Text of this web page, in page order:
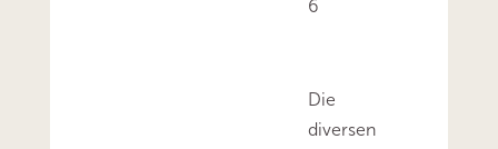
6
Die
diversen